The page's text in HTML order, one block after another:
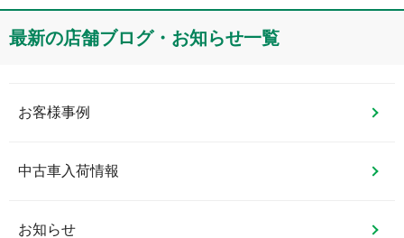
最新の店舗ブログ・お知らせ一覧
お客様事例
中古車入荷情報
お知らせ